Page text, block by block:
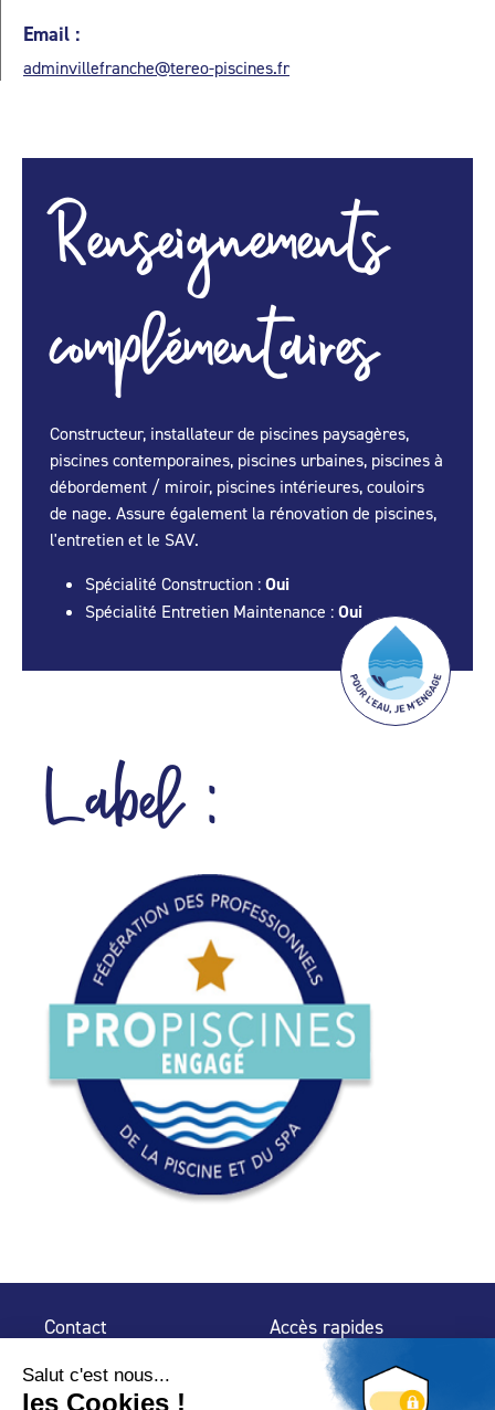
Email :
adminvillefranche@tereo-piscines.fr
Renseignements
complémentaires
Constructeur, installateur de piscines paysagères,
piscines contemporaines, piscines urbaines, piscines à
débordement / miroir, piscines intérieures, couloirs
de nage. Assure également la rénovation de piscines,
l'entretien et le SAV.
Spécialité Construction : Oui
Spécialité Entretien Maintenance : Oui
Label :
Contact
32 rue de Mogador
75 009 Paris
Accès rapides
Espace Presse